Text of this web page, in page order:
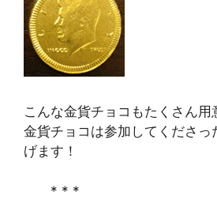
こんな金貨チョコもたくさん用
金貨チョコは参加してくださっ
げます！
* * *